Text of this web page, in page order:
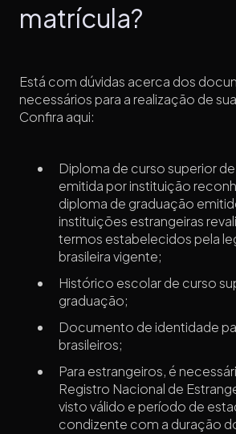
matrícula?
Está com dúvidas acerca dos
necessários para a realização de
Confira aqui:
Diploma de curso superior
emitida por instituição
diploma de graduação
instituições estrangeiras
termos estabelecidos pela
brasileira vigente;
Histórico escolar de curso
graduação;
Documento de identidade
brasileiros;
Para estrangeiros, é
Registro Nacional de
visto válido e período de
condizente com a duração